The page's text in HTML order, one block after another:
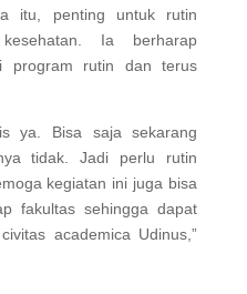
itu, penting untuk rutin
Ia berharap
program rutin dan terus
ya. Bisa saja sekarang
tidak. Jadi perlu rutin
kegiatan ini juga bisa
fakultas sehingga dapat
academica Udinus,”